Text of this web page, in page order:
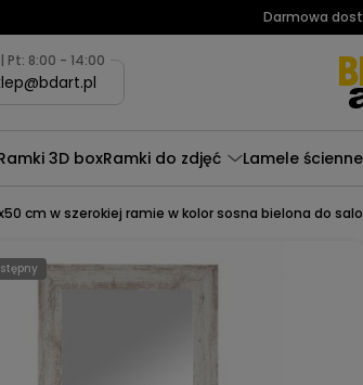
Darmowa
Pt: 8:00 - 14:00
3D boxRamki do zdjęć Lamele ścienne
cm w szerokiej ramie w kolor sosna bielona do